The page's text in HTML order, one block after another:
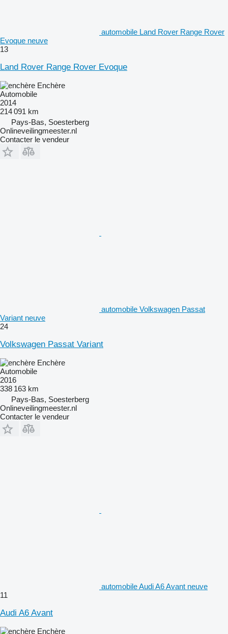
automobile Land Rover Range Rover
Evoque neuve
13
Land Rover Range Rover Evoque
Enchère
Automobile
2014
214 091 km
Pays-Bas, Soesterberg
Onlineveilingmeester.nl
Contacter le vendeur
automobile Volkswagen Passat
Variant neuve
24
Volkswagen Passat Variant
Enchère
Automobile
2016
338 163 km
Pays-Bas, Soesterberg
Onlineveilingmeester.nl
Contacter le vendeur
automobile Audi A6 Avant neuve
11
Audi A6 Avant
Enchère